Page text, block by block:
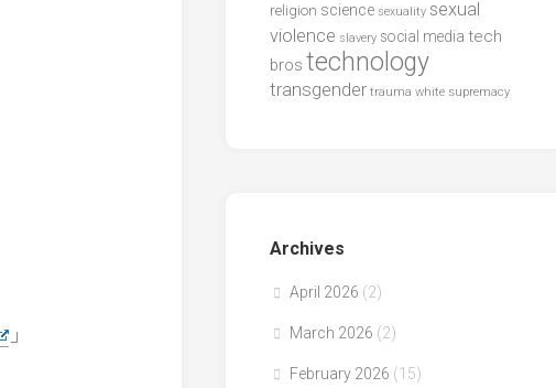
」
religion science sexuality sexual
violence slavery social media tech
bros technology
transgender trauma white supremacy
Archives
April 2026 (2)
March 2026 (2)
February 2026 (15)